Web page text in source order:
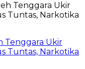
Tenggara Ukir
Tuntas, Narkotika